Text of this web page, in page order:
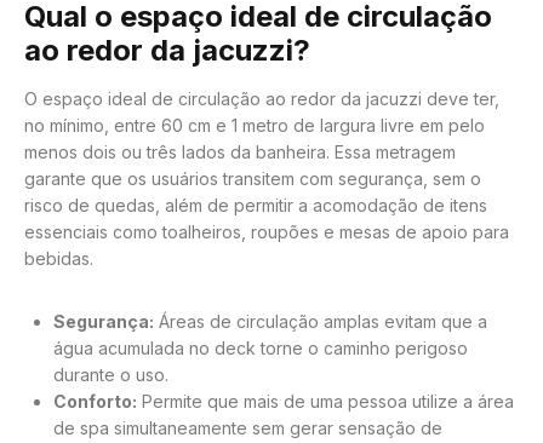
Qual o espaço ideal de circulação
ao redor da jacuzzi?
O espaço ideal de circulação ao redor da jacuzzi deve ter,
no mínimo, entre 60 cm e 1 metro de largura livre em pelo
menos dois ou três lados da banheira. Essa metragem
garante que os usuários transitem com segurança, sem o
risco de quedas, além de permitir a acomodação de itens
essenciais como toalheiros, roupões e mesas de apoio para
bebidas.
Segurança: Áreas de circulação amplas evitam que a
água acumulada no deck torne o caminho perigoso
durante o uso.
Conforto: Permite que mais de uma pessoa utilize a área
de spa simultaneamente sem gerar sensação de